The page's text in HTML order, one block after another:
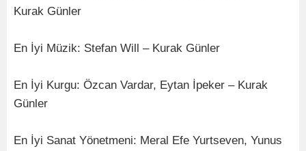
Kurak Günler
En İyi Müzik: Stefan Will – Kurak Günler
En İyi Kurgu: Özcan Vardar, Eytan İpeker – Kurak
Günler
En İyi Sanat Yönetmeni: Meral Efe Yurtseven, Yunus